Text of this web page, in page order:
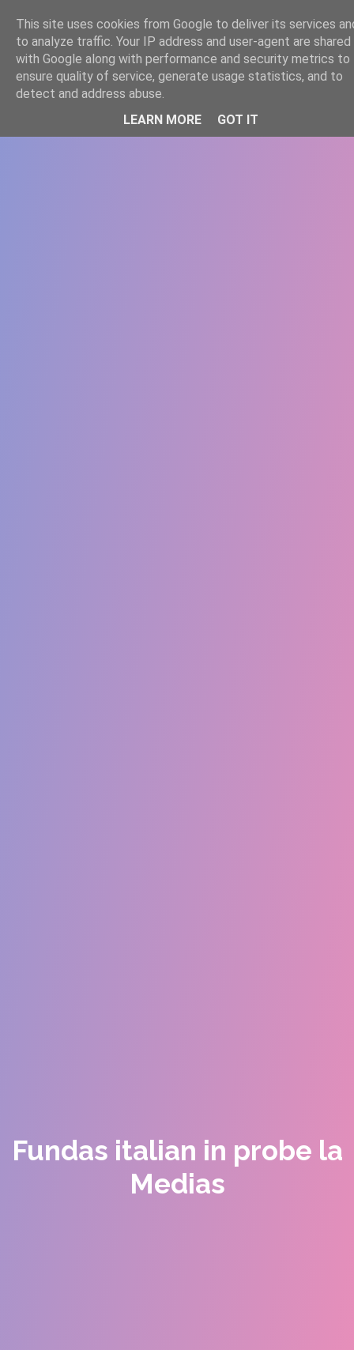
WWW.GAZISTI.RO
Fundas italian in probe la
Medias
This site uses cookies from Google to deliver its services
to analyze traffic. Your IP address and user-agent are shared
with Google along with performance and security metrics to
ensure quality of service, generate usage statistics, and to
detect and address abuse.
LEARN MORE
GOT IT